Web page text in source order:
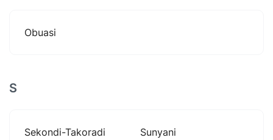
Obuasi
S
Sekondi-Takoradi Sunyani